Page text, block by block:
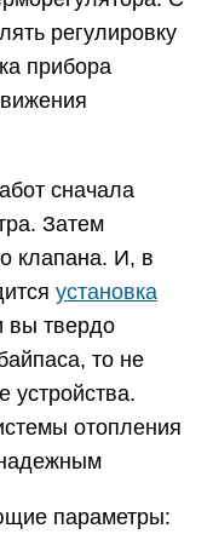
регулировку
прибора
сначала
Затем
клапана. И, в
установка
вы твердо
то не
устройства.
отопления
параметры: